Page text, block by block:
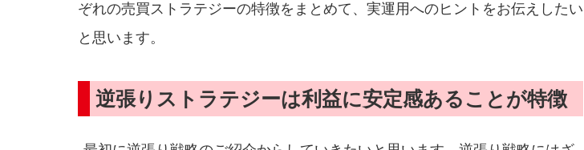
ぞれの売買ストラテジーの特徴をまとめて、実運用へのヒントをお伝えしたい
と思います。
逆張りストラテジーは利益に安定感あることが特徴